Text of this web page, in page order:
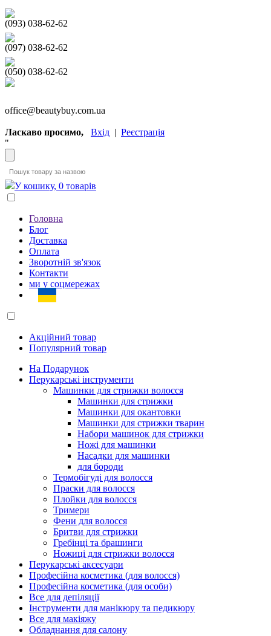
(093) 038-62-62
(097) 038-62-62
(050) 038-62-62
office@beautybuy.com.ua
Ласкаво просимо, Вхід | Реєстрація
"
У кошику, 0 товарів
Головна
Блог
Доставка
Оплата
Зворотній зв'язок
Контакти
ми у соцмережах
Акційний товар
Популярний товар
На Подарунок
Перукарські інструменти
Машинки для стрижки волосся
Машинки для стрижки
Машинки для окантовки
Машинки для стрижки тварин
Набори машинок для стрижки
Ножі для машинки
Насадки для машинки
для бороди
Термобігуді для волосся
Праски для волосся
Плойки для волосся
Тримери
Фени для волосся
Бритви для стрижки
Гребінці та брашинги
Ножиці для стрижки волосся
Перукарські аксесуари
Професійна косметика (для волосся)
Професійна косметика (для особи)
Все для депіляції
Інструменти для манікюру та педикюру
Все для макіяжу
Обладнання для салону